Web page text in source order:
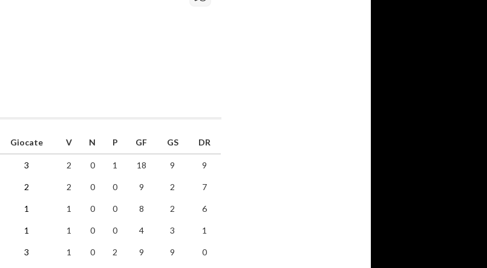
Giocate V N P GF GS DR
3 2 0 1 18 9 9
2 2 0 0 9 2 7
1 1 0 0 8 2 6
1 1 0 0 4 3 1
3 1 0 2 9 9 0